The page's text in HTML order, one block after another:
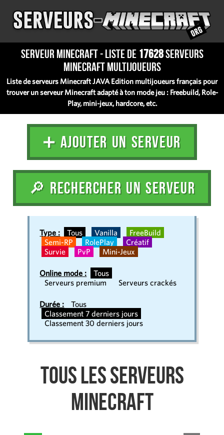
Serveur Minecraft - Liste de 17628serveurs
Minecraft multijoueurs
Liste de serveurs Minecraft JAVA Edition multijoueurs français pour
trouver un serveur Minecraft adapté à ton mode jeu : Freebuild, Role-
Play, mini-jeux, hardcore, etc.
➕ AJOUTER UN SERVEUR
🔎 RECHERCHER UN SERVEUR
Type : Tous Vanilla
FreeBuild
Semi-RP
RolePlay
Créatif
Survie
PvP Mini-Jeux
Online mode :
Tous
Serveurs premium
Serveurs crackés
Durée :
Tous
Classement 7 derniers jours
Classement 30 derniers jours
Tous les serveurs
Minecraft